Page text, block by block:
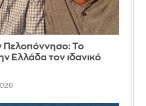
Πελοπόννησο: Το
Ελλάδα τον ιδανικό